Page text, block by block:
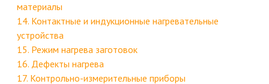
материалы
14. Контактные и индукционные нагревательные
устройства
15. Режим нагрева заготовок
16. Дефекты нагрева
17. Контрольно-измерительные приборы